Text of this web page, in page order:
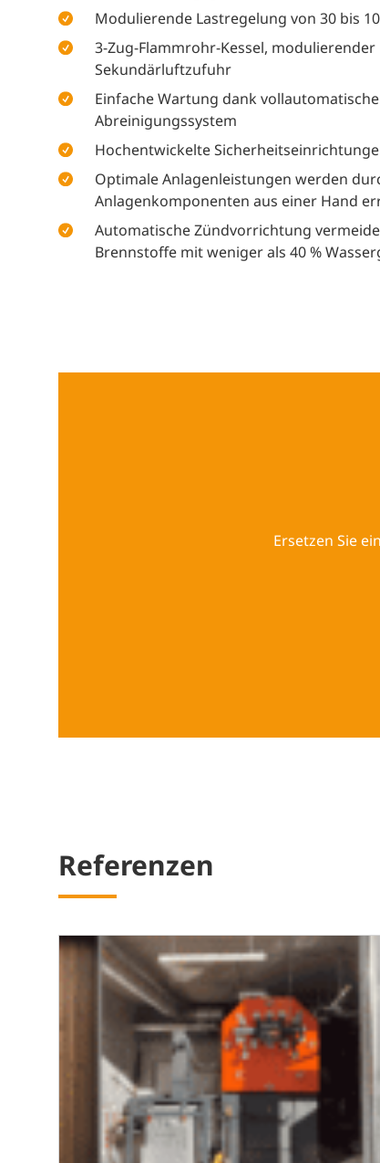
Modulierende Lastregelung von 30 bis
3-Zug-Flammrohr-Kessel,
Sekundärluftzufuhr
Einfache Wartung dank
Abreinigungssystem
Hochentwickelte
Optimale Anlagenleistungen werden
Anlagenkomponenten aus einer Hand
Automatische Zündvorrichtung
Brennstoffe mit weniger als 40 %
Ersetzen Sie
Re­fe­ren­zen